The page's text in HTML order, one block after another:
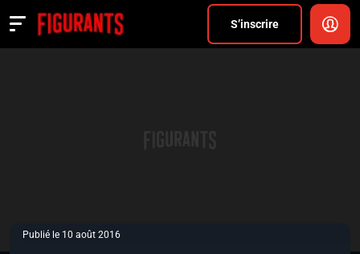
S’inscrire
Actualités
Publié le 10 août 2016